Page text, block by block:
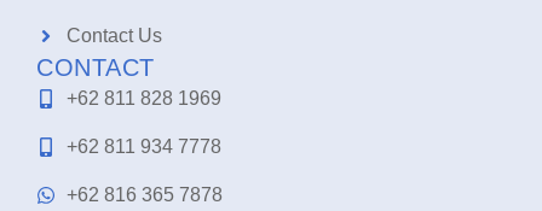
Contact Us
CONTACT
+62 811 828 1969
+62 811 934 7778
+62 816 365 7878